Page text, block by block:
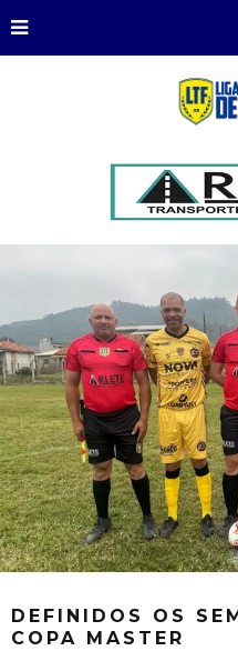
DEFINIDOS OS
COPA MASTER